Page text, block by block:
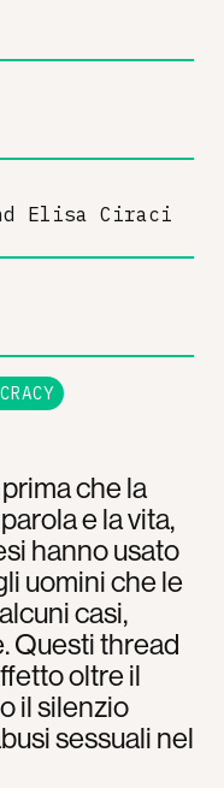
che la
e la vita,
hanno usato
uomini che le
casi,
Questi thread
oltre il
il silenzio
sessuali nel
Elisa Ciraci